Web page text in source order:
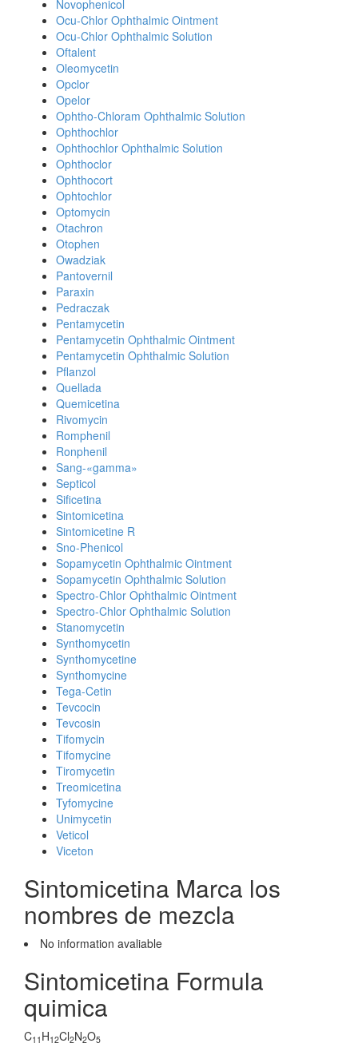
Novophenicol
Ocu-Chlor Ophthalmic Ointment
Ocu-Chlor Ophthalmic Solution
Oftalent
Oleomycetin
Opclor
Opelor
Ophtho-Chloram Ophthalmic Solution
Ophthochlor
Ophthochlor Ophthalmic Solution
Ophthoclor
Ophthocort
Ophtochlor
Optomycin
Otachron
Otophen
Owadziak
Pantovernil
Paraxin
Pedraczak
Pentamycetin
Pentamycetin Ophthalmic Ointment
Pentamycetin Ophthalmic Solution
Pflanzol
Quellada
Quemicetina
Rivomycin
Romphenil
Ronphenil
Sang-«gamma»
Septicol
Sificetina
Sintomicetina
Sintomicetine R
Sno-Phenicol
Sopamycetin Ophthalmic Ointment
Sopamycetin Ophthalmic Solution
Spectro-Chlor Ophthalmic Ointment
Spectro-Chlor Ophthalmic Solution
Stanomycetin
Synthomycetin
Synthomycetine
Synthomycine
Tega-Cetin
Tevcocin
Tevcosin
Tifomycin
Tifomycine
Tiromycetin
Treomicetina
Tyfomycine
Unimycetin
Veticol
Viceton
Sintomicetina Marca los
nombres de mezcla
No information avaliable
Sintomicetina Formula
quimica
C11 H12Cl2N2O5